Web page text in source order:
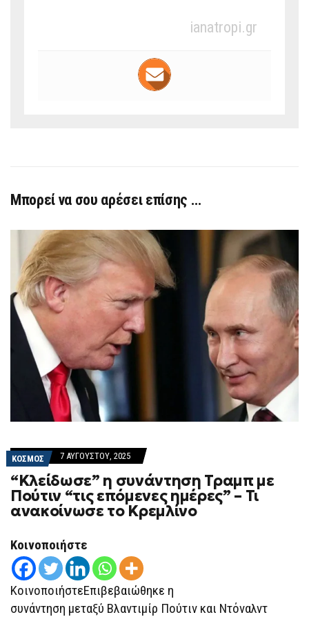
ianatropi.gr
Μπορεί να σου αρέσει επίσης …
ΚΟΣΜΟΣ 7 ΑΥΓΟΎΣΤΟΥ, 2025
“Κλείδωσε” η συνάντηση Τραμπ με
Πούτιν “τις επόμενες ημέρες” – Τι
ανακοίνωσε το Κρεμλίνο
Κοινοποιήστε
ΚοινοποιήστεΕπιβεβαιώθηκε η
συνάντηση μεταξύ Βλαντιμίρ Πούτιν και Ντόναλντ